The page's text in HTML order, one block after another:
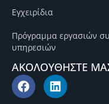
Εγχειρίδια
Πρόγραμμα εργασιών
υπηρεσιών
ΑΚΟΛΟΥΘΗΣΤΕ